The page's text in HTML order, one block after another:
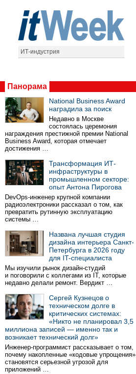
ИТ-индустрия
Панорама
National Business Award
наградила за поиск
Недавно в Москве
состоялась церемония
награждения престижной премии National
Business Award, которая отмечает
достижения …
Трансформация ИТ-
инфраструктуры в
промышленном секторе:
опыт Антона Пирогова
DevOps-инженер крупной компании
радиоэлектроники рассказал о том, как
превратить рутинную эксплуатацию
системы …
Названа лучшая студия
дизайна интерьера Санкт-
Петербурга в 2026 году
для IT-специалиста
Мы изучили рынок дизайн-студий
и поговорили с коллегами из IT, которые
недавно делали ремонт. Вердикт …
Сергей Кузнецов о
техническом долге в
критических системах:
«Никто не планировал 3,5
миллиона записей — именно так и
возникает технический долг»
Инженер-программист рассказывает о том,
почему накопленные «кодовые упрощения»
становятся серьезной угрозой для
приложений …